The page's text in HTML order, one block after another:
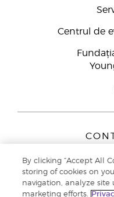
Centrul de
By clicking “Accept All
storing of cookies on
navigation, analyze site
marketing efforts.